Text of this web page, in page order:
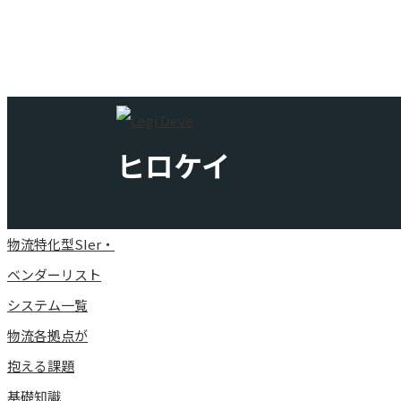
ヒロケイ
物流特化型SIer・
ベンダーリスト
システム一覧
物流各拠点が
抱える課題
基礎知識